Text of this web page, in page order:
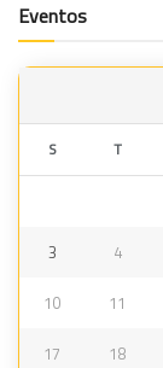
Eventos
S T
3 4
10 11
17 18